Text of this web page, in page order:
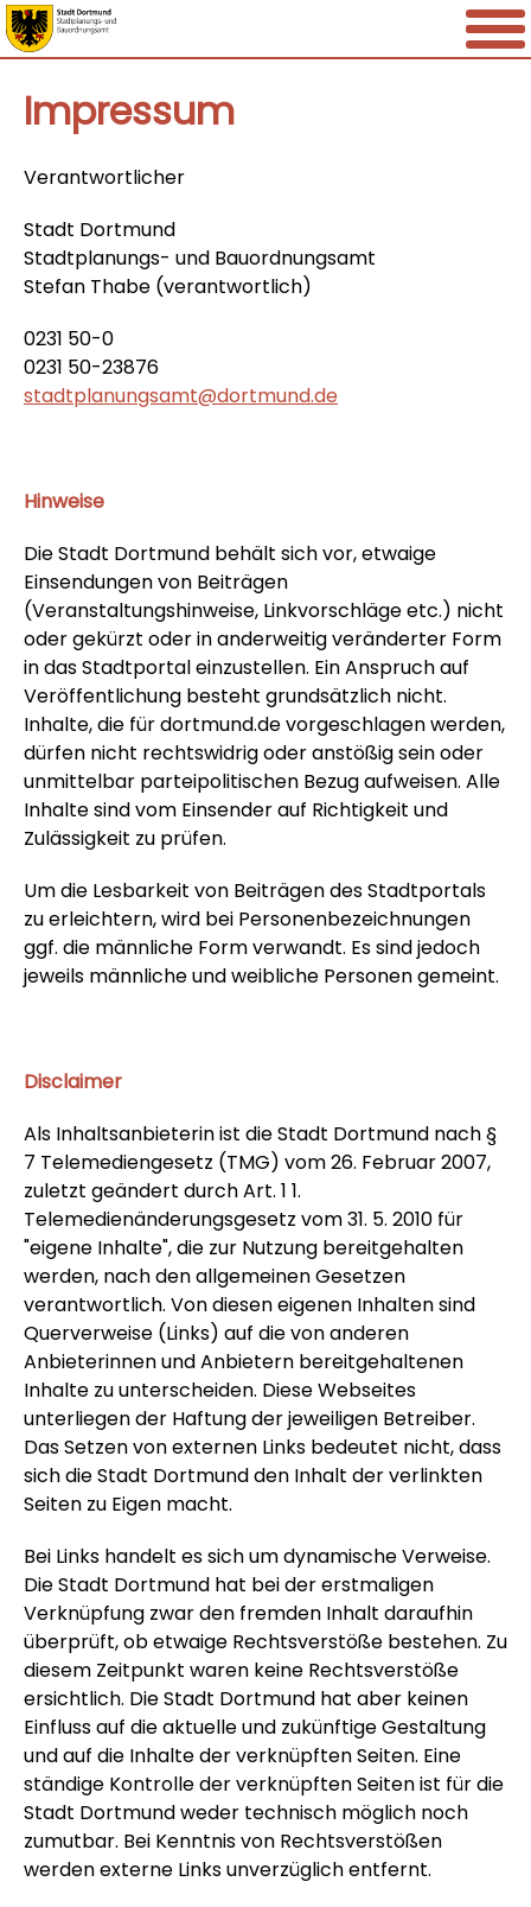
Impressum
Verantwortlicher
Stadt Dortmund
Stadtplanungs- und Bauordnungsamt
Stefan Thabe (verantwortlich)
0231 50-0
0231 50-23876
stadtplanungsamt@dortmund.de
Hinweise
Die Stadt Dortmund behält sich vor, etwaige
Einsendungen von Beiträgen
(Veranstaltungshinweise, Linkvorschläge etc.) nicht
oder gekürzt oder in anderweitig veränderter Form
in das Stadtportal einzustellen. Ein Anspruch auf
Veröffentlichung besteht grundsätzlich nicht.
Inhalte, die für dortmund.de vorgeschlagen werden,
dürfen nicht rechtswidrig oder anstößig sein oder
unmittelbar parteipolitischen Bezug aufweisen. Alle
Inhalte sind vom Einsender auf Richtigkeit und
Zulässigkeit zu prüfen.
Um die Lesbarkeit von Beiträgen des Stadtportals
zu erleichtern, wird bei Personenbezeichnungen
ggf. die männliche Form verwandt. Es sind jedoch
jeweils männliche und weibliche Personen gemeint.
Disclaimer
Als Inhaltsanbieterin ist die Stadt Dortmund nach §
7 Telemediengesetz (TMG) vom 26. Februar 2007,
zuletzt geändert durch Art. 1 1.
Telemedienänderungsgesetz vom 31. 5. 2010 für
"eigene Inhalte", die zur Nutzung bereitgehalten
werden, nach den allgemeinen Gesetzen
verantwortlich. Von diesen eigenen Inhalten sind
Querverweise (Links) auf die von anderen
Anbieterinnen und Anbietern bereitgehaltenen
Inhalte zu unterscheiden. Diese Webseites
unterliegen der Haftung der jeweiligen Betreiber.
Das Setzen von externen Links bedeutet nicht, dass
sich die Stadt Dortmund den Inhalt der verlinkten
Seiten zu Eigen macht.
Bei Links handelt es sich um dynamische Verweise.
Die Stadt Dortmund hat bei der erstmaligen
Verknüpfung zwar den fremden Inhalt daraufhin
überprüft, ob etwaige Rechtsverstöße bestehen. Zu
diesem Zeitpunkt waren keine Rechtsverstöße
ersichtlich. Die Stadt Dortmund hat aber keinen
Einfluss auf die aktuelle und zukünftige Gestaltung
und auf die Inhalte der verknüpften Seiten. Eine
ständige Kontrolle der verknüpften Seiten ist für die
Stadt Dortmund weder technisch möglich noch
zumutbar. Bei Kenntnis von Rechtsverstößen
werden externe Links unverzüglich entfernt.